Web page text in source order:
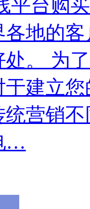
平台购
地的
。 为
于建立
营销
…